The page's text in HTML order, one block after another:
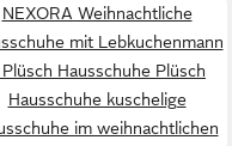
NEXORA Weihnachtliche
mit Lebkuchenmann
Hausschuhe Plüsch
Hausschuhe kuschelige
im weihnachtlichen